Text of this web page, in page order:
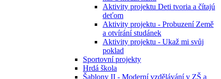
Aktivity projektu Deti tvoria a čítajú
deťom
Aktivity projektu - Probuzení Země
a otvírání studánek
Aktivity projektu - Ukaž mi svůj
poklad
Sportovní projekty
Hrdá škola
Šablony II - Moderní vzdělávání v ZŠ a